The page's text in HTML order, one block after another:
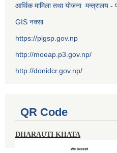
आर्थिक मामिला तथा योजना मन्त्रालय -
GIS नक्सा
https://plgsp.gov.np
http://moeap.p3.gov.np/
http://donidcr.gov.np/
QR Code
DHARAUTI KHATA